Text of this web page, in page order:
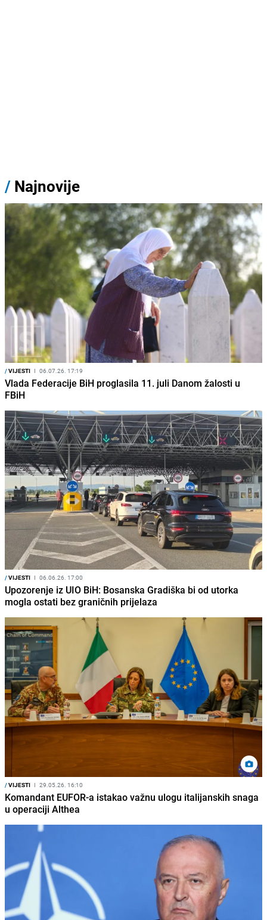
/ Najnovije
/VIJESTI I 06.07.26. 17:19
Vlada Federacije BiH proglasila 11. juli Danom žalosti u
FBiH
/VIJESTI I 06.06.26. 17:00
Upozorenje iz UIO BiH: Bosanska Gradiška bi od utorka
mogla ostati bez graničnih prijelaza
/VIJESTI I 29.05.26. 16:10
Komandant EUFOR-a istakao važnu ulogu italijanskih snaga
u operaciji Althea